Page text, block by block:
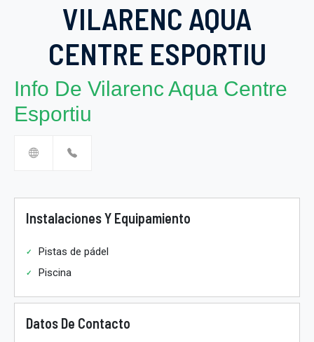
VILARENC AQUA
CENTRE ESPORTIU
Info De Vilarenc Aqua Centre
Esportiu
Instalaciones Y Equipamiento
Pistas de pádel
Piscina
Datos De Contacto